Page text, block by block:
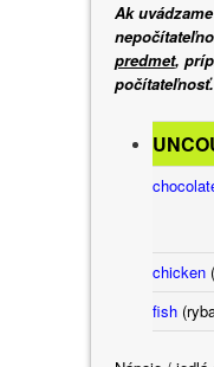
Ak uvádzame
predmet,
počítateľnosť.
chicken
fish